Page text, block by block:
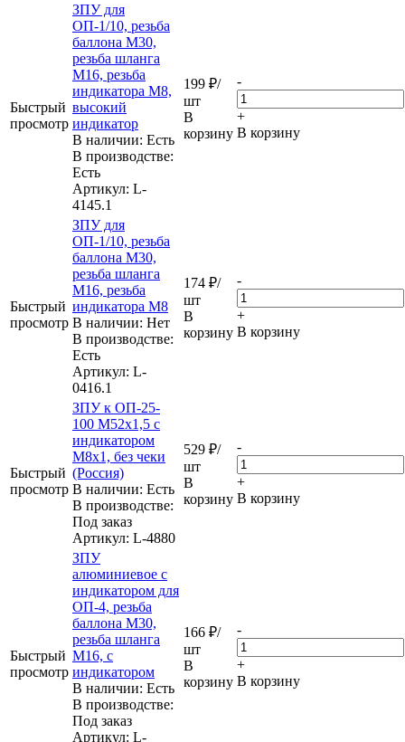
Быстрый
просмотр
ЗПУ для
ОП-1/10, резьба
баллона М30,
резьба шланга
М16, резьба
индикатора М8,
высокий
индикатор
В наличии: Eсть
В производстве:
Есть
Артикул: L-
4145.1
199 ₽/
шт
В
корзину
-
+
В корзину
Быстрый
просмотр
ЗПУ для
ОП-1/10, резьба
баллона М30,
резьба шланга
М16, резьба
индикатора М8
В наличии: Нет
В производстве:
Есть
Артикул: L-
0416.1
174 ₽/
шт
В
корзину
-
+
В корзину
Быстрый
просмотр
ЗПУ к ОП-25-
100 М52х1,5 с
индикатором
М8х1, без чеки
(Россия)
В наличии: Eсть
В производстве:
Под заказ
Артикул: L-4880
529 ₽/
шт
В
корзину
-
+
В корзину
Быстрый
просмотр
ЗПУ
алюминиевое с
индикатором для
ОП-4, резьба
баллона М30,
резьба шланга
М16, с
индикатором
В наличии: Eсть
В производстве:
Под заказ
Артикул: L-
166 ₽/
шт
В
корзину
-
+
В корзину